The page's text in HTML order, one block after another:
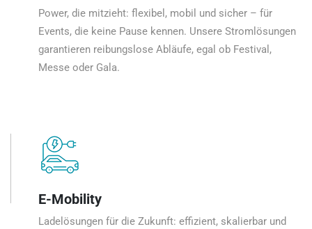
Power, die mitzieht: flexibel, mobil und sicher – für
Events, die keine Pause kennen. Unsere Stromlösungen
garantieren reibungslose Abläufe, egal ob Festival,
Messe oder Gala.
E-Mobility
Ladelösungen für die Zukunft: effizient, skalierbar und